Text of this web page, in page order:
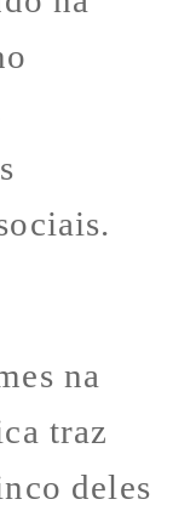
na
traz
deles